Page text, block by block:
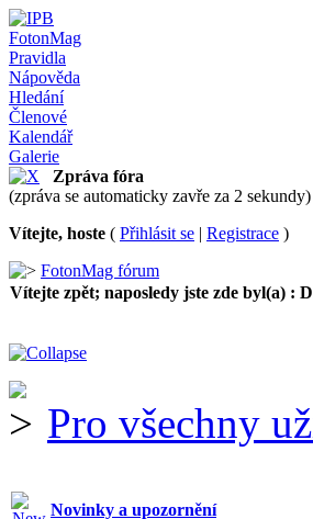
FotonMag
Pravidla
Nápověda
Hledání
Členové
Kalendář
Galerie
Zpráva fóra
(zpráva se automaticky zavře za 2 sekundy)
Vítejte, hoste ( Přihlásit se | Registrace )
FotonMag fórum
Vítejte zpět; naposledy jste zde byl(a) :
Pro všechny
Novinky a upozornění